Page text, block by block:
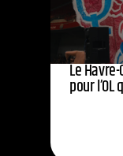
Le
pour l’OL